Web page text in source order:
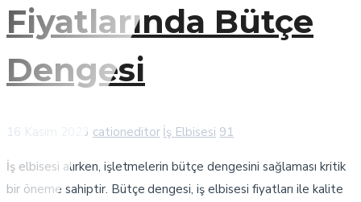
Fiyatlarında Bütçe
Dengesi
16 Kasım 2023 cationeditor İş Elbisesi 91
İş elbisesi alırken, işletmelerin bütçe dengesini sağlaması kritik
bir öneme sahiptir. Bütçe dengesi, iş elbisesi fiyatları ile kalite